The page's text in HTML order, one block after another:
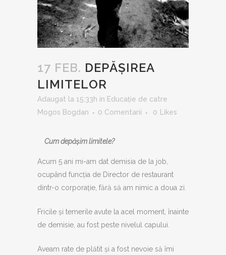
17 FEB. DEPĂȘIREA
LIMITELOR
Adaugat la 15:33h in Educație de catre
Mogos Bogdan
0 Comentarii 0 Likes
Cum depășim limitele?
Acum 5 ani mi-am dat demisia de la job,
ocupând funcția de Director de restaurant
dintr-o corporație, fără să am nimic a doua zi.
Fricile și temerile avute la acel moment, înainte
de demisie, au fost peste nivelul capului.
Aveam rate de plătit și a fost nevoie să îmi